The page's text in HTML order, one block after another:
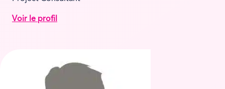
Voir le profil